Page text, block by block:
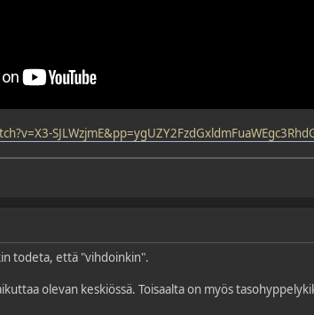
todeta, että "vihdoinkin".
olevan keskiössä. Toisaalta on myös